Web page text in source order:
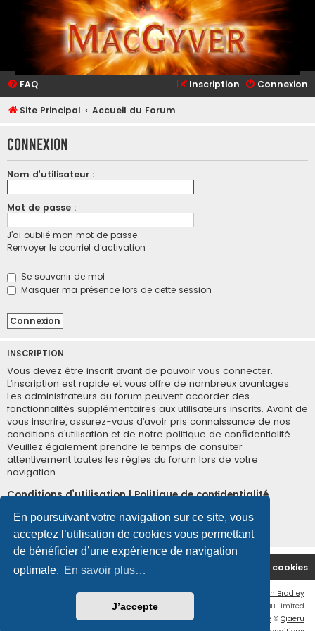
En poursuivant votre navigation sur ce site, vous
acceptez l’utilisation de cookies vous permettant
de bénéficier d’une expérience de navigation
optimale. En savoir plus…
J’accepte
FAQ Connexion
Inscription
Site Principal Accueil du Forum
Connexion
Nom d’utilisateur :
Mot de passe :
J’ai oublié mon mot de passe
Renvoyer le courriel d’activation
Se souvenir de moi
Masquer ma présence lors de cette session
INSCRIPTION
Vous devez être inscrit avant de pouvoir vous connecter.
L’inscription est rapide et vous offre de nombreux avantages.
Les administrateurs du forum peuvent accorder des
fonctionnalités supplémentaires aux utilisateurs inscrits. Avant de
vous inscrire, assurez-vous d’avoir pris connaissance de nos
conditions d’utilisation et de notre politique de confidentialité.
Veuillez également prendre le temps de consulter
attentivement toutes les règles du forum lors de votre
navigation.
Conditions d’utilisation|Politique de confidentialité
Inscription
Site Principal Accueil du Forum Supprimer les cookies
Ian Bradley
Développé parphpBB
® Forum Software © phpBB Limited
Traduction française officielle © Qiaeru